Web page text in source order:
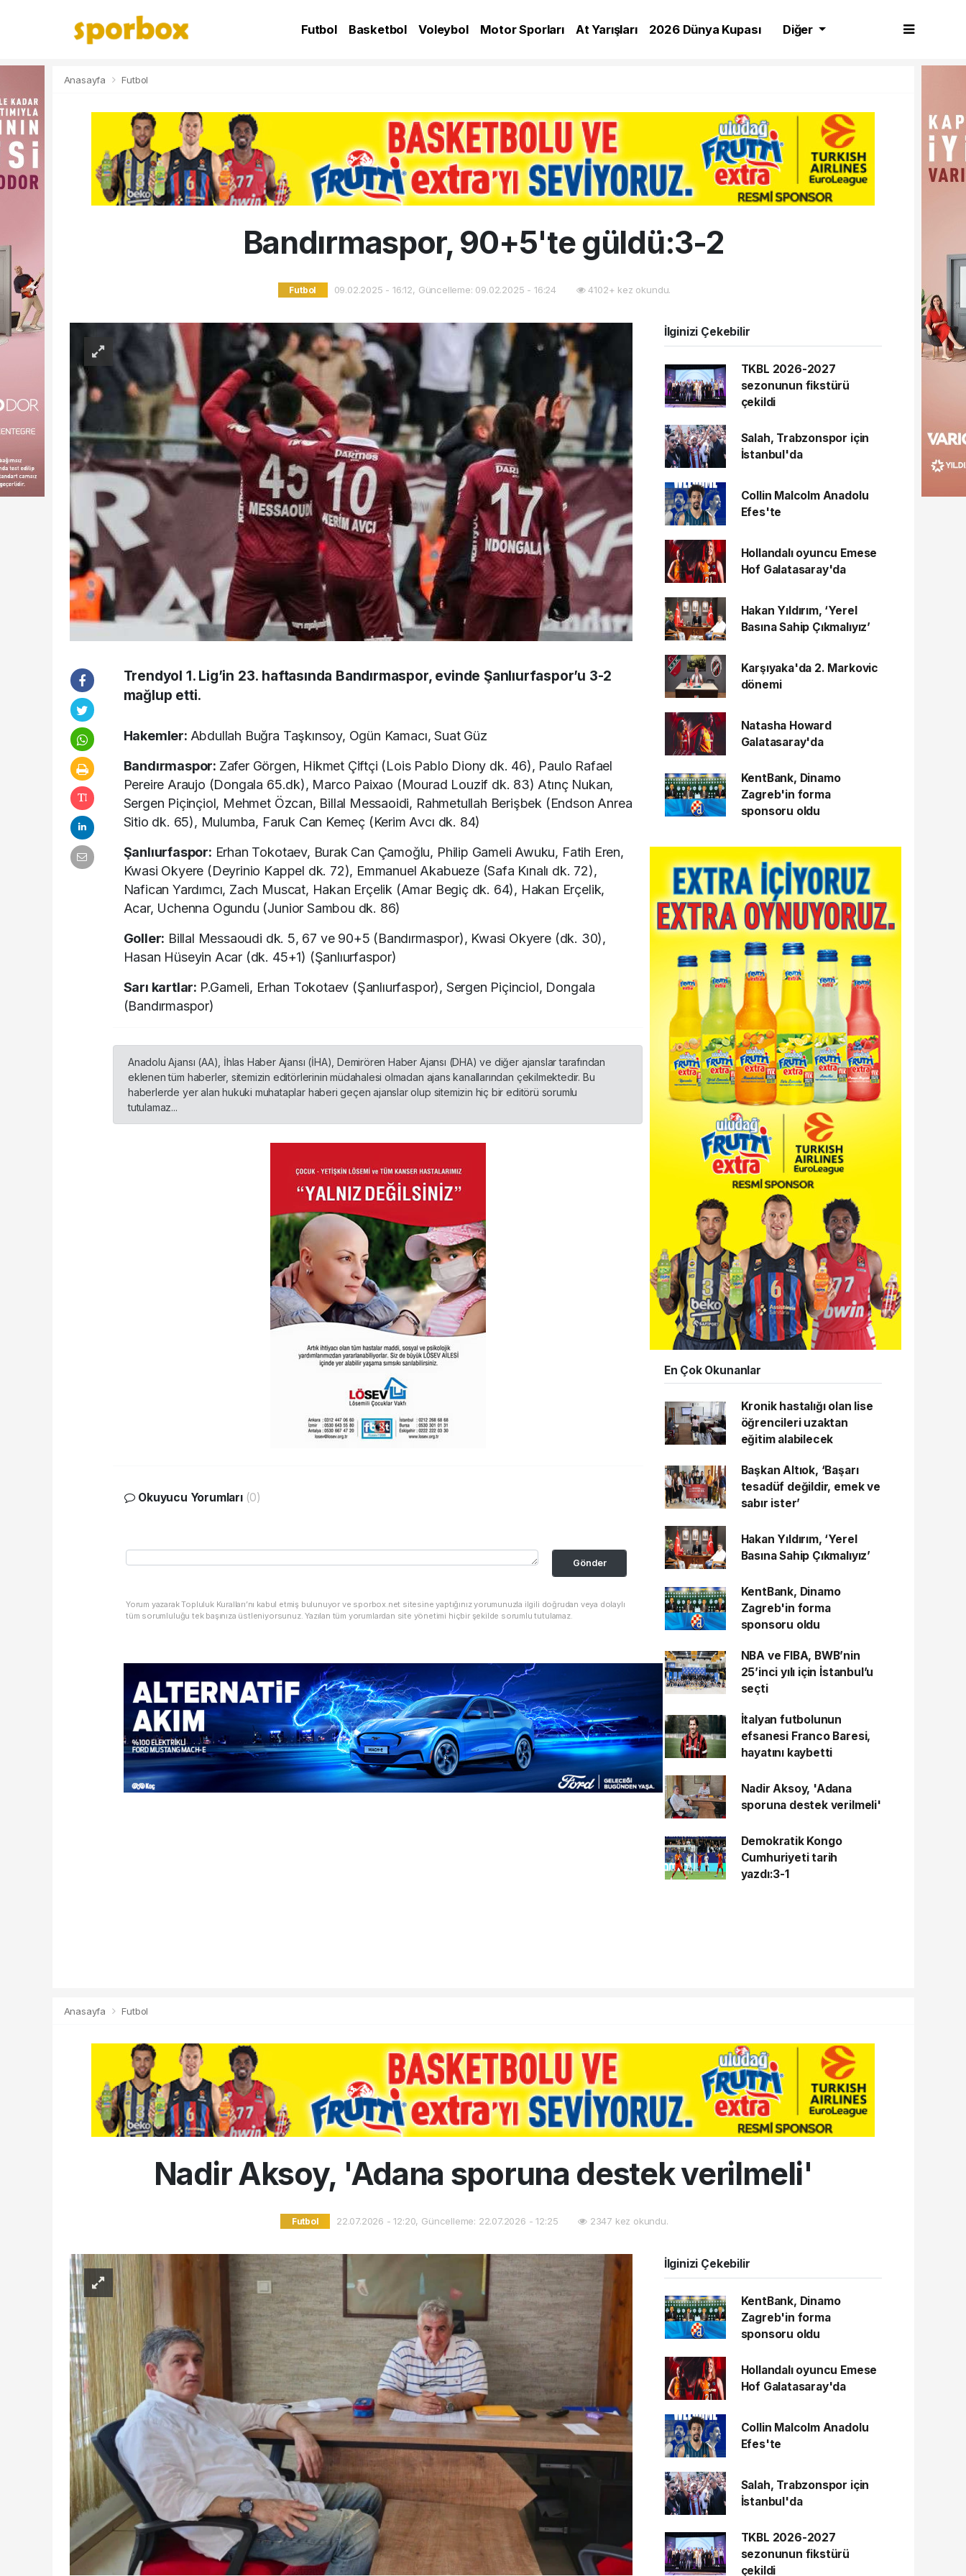
Futbol Basketbol Voleybol Motor Sporları At Yarışları
2026 Dünya Kupası
Diğer
Anasayfa Futbol
Bandırmaspor, 90+5'te güldü:3-2
Futbol 09.02.2025 - 16:12, Güncelleme: 09.02.2025 - 16:24 4102+ kez okundu.
Trendyol 1. Lig’in 23. haftasında Bandırmaspor, evinde Şanlıurfaspor’u 3-2
mağlup etti.
Hakemler: Abdullah Buğra Taşkınsoy, Ogün Kamacı, Suat Güz
Bandırmaspor: Zafer Görgen, Hikmet Çiftçi (Lois Pablo Diony dk. 46), Paulo Rafael
Pereire Araujo (Dongala 65.dk), Marco Paixao (Mourad Louzif dk. 83) Atınç Nukan,
Sergen Piçinçiol, Mehmet Özcan, Billal Messaoidi, Rahmetullah Berişbek (Endson Anrea
Sitio dk. 65), Mulumba, Faruk Can Kemeç (Kerim Avcı dk. 84)
Şanlıurfaspor: Erhan Tokotaev, Burak Can Çamoğlu, Philip Gameli Awuku, Fatih Eren,
Kwasi Okyere (Deyrinio Kappel dk. 72), Emmanuel Akabueze (Safa Kınalı dk. 72),
Nafican Yardımcı, Zach Muscat, Hakan Erçelik (Amar Begiç dk. 64), Hakan Erçelik,
Acar, Uchenna Ogundu (Junior Sambou dk. 86)
Goller: Billal Messaoudi dk. 5, 67 ve 90+5 (Bandırmaspor), Kwasi Okyere (dk. 30),
Hasan Hüseyin Acar (dk. 45+1) (Şanlıurfaspor)
Sarı kartlar: P.Gameli, Erhan Tokotaev (Şanlıurfaspor), Sergen Piçinciol, Dongala
(Bandırmaspor)
Anadolu Ajansı (AA), İhlas Haber Ajansı (İHA), Demirören Haber Ajansı (DHA) ve diğer ajanslar tarafından
eklenen tüm haberler, sitemizin editörlerinin müdahalesi olmadan ajans kanallarından çekilmektedir. Bu
haberlerde yer alan hukuki muhataplar haberi geçen ajanslar olup sitemizin hiç bir editörü sorumlu
tutulamaz...
Okuyucu Yorumları (0)
Gönder
Yorum yazarak Topluluk Kuralları’nı kabul etmiş bulunuyor ve sporbox.net sitesine yaptığınız yorumunuzla ilgili doğrudan veya dolaylı
tüm sorumluluğu tek başınıza üstleniyorsunuz. Yazılan tüm yorumlardan site yönetimi hiçbir şekilde sorumlu tutulamaz.
İlginizi Çekebilir
TKBL 2026-2027
sezonunun fikstürü
çekildi
Salah, Trabzonspor için
İstanbul'da
Collin Malcolm Anadolu
Efes'te
Hollandalı oyuncu Emese
Hof Galatasaray'da
Hakan Yıldırım, ‘Yerel
Basına Sahip Çıkmalıyız’
Karşıyaka'da 2. Markovic
dönemi
Natasha Howard
Galatasaray'da
KentBank, Dinamo
Zagreb'in forma
sponsoru oldu
En Çok Okunanlar
Kronik hastalığı olan lise
öğrencileri uzaktan
eğitim alabilecek
Başkan Altıok, ‘Başarı
tesadüf değildir, emek ve
sabır ister’
Hakan Yıldırım, ‘Yerel
Basına Sahip Çıkmalıyız’
KentBank, Dinamo
Zagreb'in forma
sponsoru oldu
NBA ve FIBA, BWB’nin
25’inci yılı için İstanbul’u
seçti
İtalyan futbolunun
efsanesi Franco Baresi,
hayatını kaybetti
Nadir Aksoy, 'Adana
sporuna destek verilmeli'
Demokratik Kongo
Cumhuriyeti tarih
yazdı:3-1
Anasayfa Futbol
Nadir Aksoy, 'Adana sporuna destek verilmeli'
Futbol 22.07.2026 - 12:20, Güncelleme: 22.07.2026 - 12:25 2347 kez okundu.
İlginizi Çekebilir
KentBank, Dinamo
Zagreb'in forma
sponsoru oldu
Hollandalı oyuncu Emese
Hof Galatasaray'da
Collin Malcolm Anadolu
Efes'te
Salah, Trabzonspor için
İstanbul'da
TKBL 2026-2027
sezonunun fikstürü
çekildi